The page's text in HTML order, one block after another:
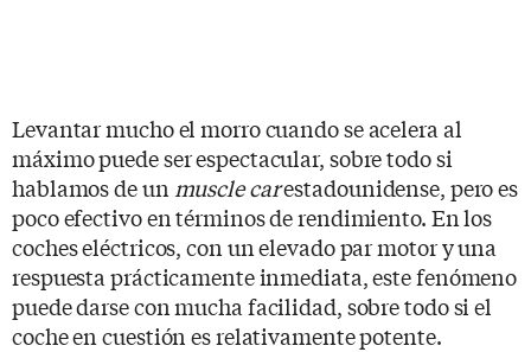
Levantar mucho el morro cuando se acelera al
máximo puede ser espectacular, sobre todo si
hablamos de un muscle carestadounidense, pero es
poco efectivo en términos de rendimiento. En los
coches eléctricos, con un elevado par motor y una
respuesta prácticamente inmediata, este fenómeno
puede darse con mucha facilidad, sobre todo si el
coche en cuestión es relativamente potente.